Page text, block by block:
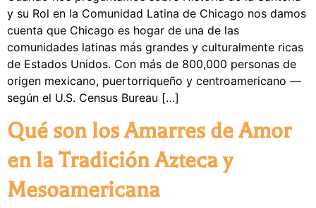
y su Rol en la Comunidad Latina de Chicago nos damos
cuenta que Chicago es hogar de una de las
comunidades latinas más grandes y culturalmente ricas
de Estados Unidos. Con más de 800,000 personas de
origen mexicano, puertorriqueño y centroamericano —
según el U.S. Census Bureau […]
Qué son los Amarres de Amor
en la Tradición Azteca y
Mesoamericana